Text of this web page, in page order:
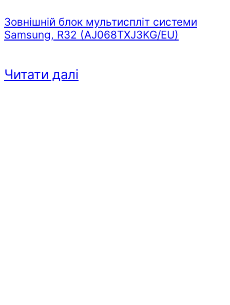
Зовнішній блок мультиспліт системи
Samsung, R32 (AJ068TXJ3KG/EU)
Читати далі